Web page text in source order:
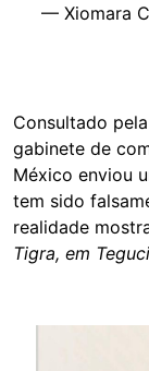
— Xiomara
Consultado
gabinete de
México enviou
tem sido
realidade
Tigra, em